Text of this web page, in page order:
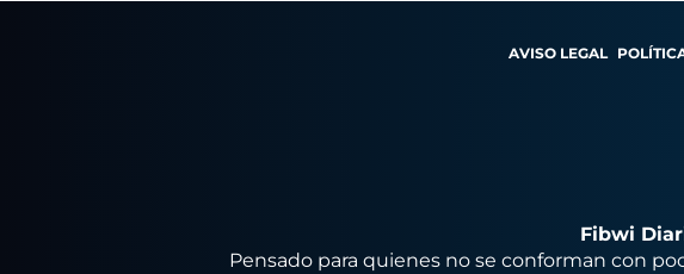
AVISO LEGAL
Fibwi
Pensado para quienes no se conforman con